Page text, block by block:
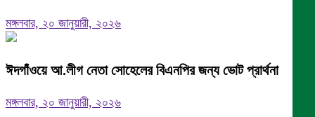
মঙ্গলবার, ২০ জানুয়ারী, ২০২৬
ঈদগাঁওয়ে আ.লীগ নেতা সোহেলের বিএনপির জন্য ভোট প্রার্থনা
মঙ্গলবার, ২০ জানুয়ারী, ২০২৬